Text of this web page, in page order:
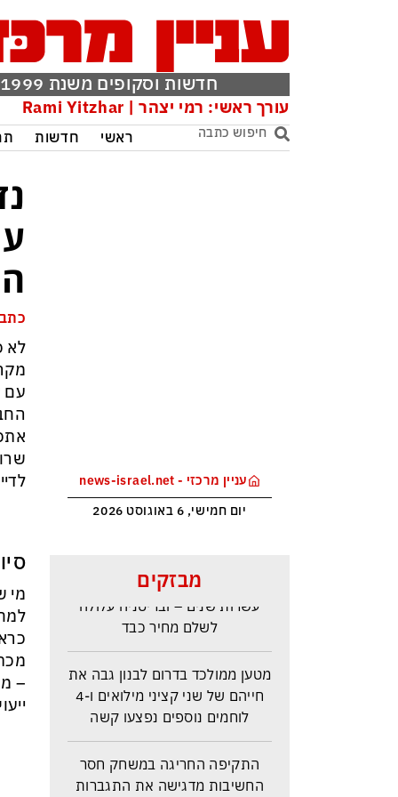
חדשות וסקופים משנת 1999
עורך ראשי: רמי יצהר | Rami Yitzhar
ראשי חדשות
עניין מרכזי - news-israel.net
יום חמישי, 6 באוגוסט 2026
מבזקים
נכנס לעידן המסוכן ביותר זה
עשרות שנים – ובריטניה עלולה
לשלם מחיר כבד
מטען ממולכד בדרום לבנון גבה את
חייהם של שני קציני מילואים ו-4
לוחמים נוספים נפצעו קשה
התקיפה החריגה במשחק חסר
החשיבות מדגישה את התגברות
לא
עם
מי
–